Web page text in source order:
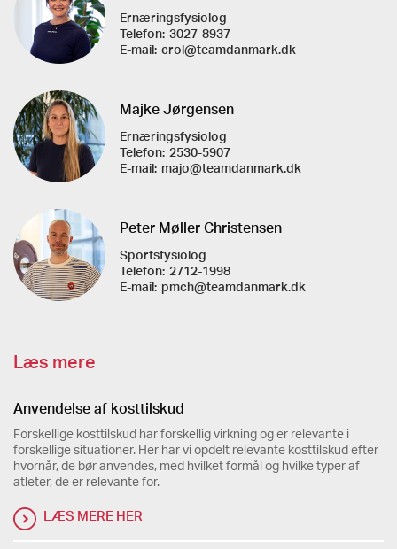
Ernæringsfysiolog
Telefon: 3027-8937
E-mail: crol@teamdanmark.dk
Majke Jørgensen
Ernæringsfysiolog
Telefon: 2530-5907
E-mail: majo@teamdanmark.dk
Peter Møller Christensen
Sportsfysiolog
Telefon: 2712-1998
E-mail: pmch@teamdanmark.dk
Læs mere
Anvendelse af kosttilskud
Forskellige kosttilskud har forskellig virkning og er relevante i
forskellige situationer. Her har vi opdelt relevante kosttilskud efter
hvornår, de bør anvendes, med hvilket formål og hvilke typer af
atleter, de er relevante for.
LÆS MERE HER